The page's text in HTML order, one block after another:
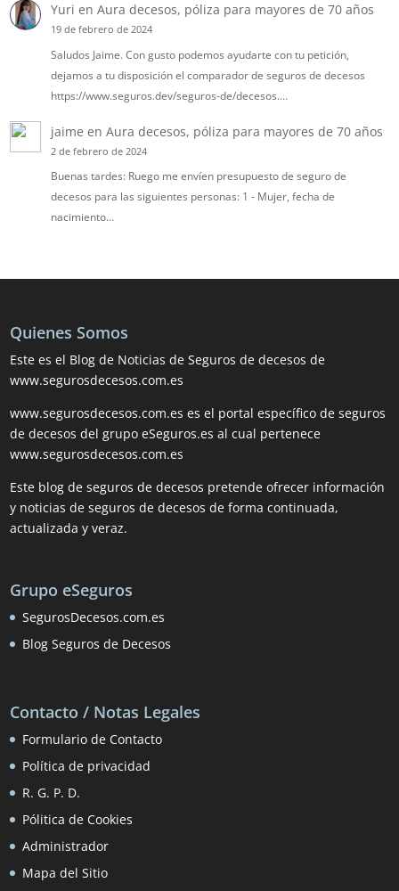
Yuri en Aura decesos, póliza para mayores de 70 años
19 de febrero de 2024
Saludos Jaime. Con gusto podemos ayudarte con tu petición,
dejamos a tu disposición el comparador de seguros de decesos
https://www.seguros.dev/seguros-de/decesos.…
jaime en Aura decesos, póliza para mayores de 70 años
2 de febrero de 2024
Buenas tardes: Ruego me envíen presupuesto de seguro de
decesos para las siguientes personas: 1 - Mujer, fecha de
nacimiento…
Quienes Somos
Este es el Blog de Noticias de Seguros de decesos de
www.segurosdecesos.com.es
www.segurosdecesos.com.es es el portal específico de seguros
de decesos del grupo eSeguros.es al cual pertenece
www.segurosdecesos.com.es
Este blog de seguros de decesos pretende ofrecer información
y noticias de seguros de decesos de forma continuada,
actualizada y veraz.
Grupo eSeguros
SegurosDecesos.com.es
Blog Seguros de Decesos
Contacto / Notas Legales
Formulario de Contacto
Política de privacidad
R. G. P. D.
Pólitica de Cookies
Administrador
Mapa del Sitio